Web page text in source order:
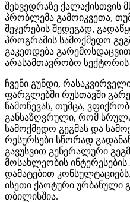
შეხვედრაზე ქალაქისთვის
პრობლემა გამოიკვეთა,
შეჯერების შედეგად,
პროგრამის სამოქმედო
გაკეთდება
არასამთავრობო სექტორის
ჩვენი გუნდი,
ფარგლებში რუსთავში
წამოწევას, თუმცა,
განსაზღვრული, რომ
სამოქმედო გეგმას და
რესურსები სწორად
გავუსვით გენერალური
მოსახლეობის
დამატებით
ისეთი ქაოტური ურბანული
თბილისშია.